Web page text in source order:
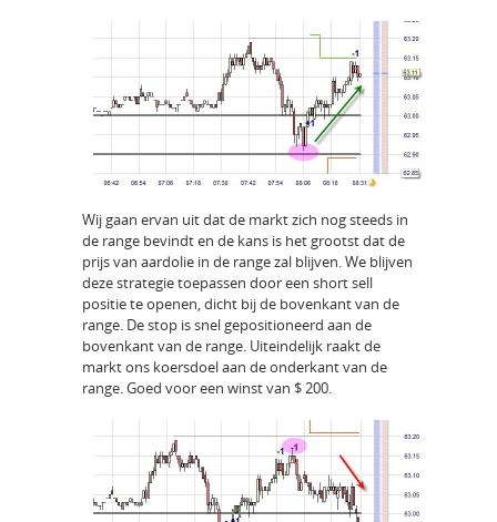
Wij gaan ervan uit dat de markt zich nog steeds in
de range bevindt en de kans is het grootst dat de
prijs van aardolie in de range zal blijven. We blijven
deze strategie toepassen door een short sell
positie te openen, dicht bij de bovenkant van de
range. De stop is snel gepositioneerd aan de
bovenkant van de range. Uiteindelijk raakt de
markt ons koersdoel aan de onderkant van de
range. Goed voor een winst van $ 200.